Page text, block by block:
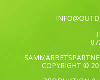
COPYRIGHT ©